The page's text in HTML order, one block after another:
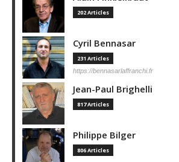
202 Articles
Cyril Bennasar
231 Articles
https://bennasarlaffranchi.fr
Jean-Paul Brighelli
817 Articles
Philippe Bilger
806 Articles